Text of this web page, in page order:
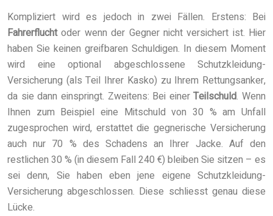
Kompliziert wird es jedoch in zwei Fällen. Erstens: Bei
Fahrerfluchtoder wenn der Gegner nicht versichert ist. Hier
haben Sie keinen greifbaren Schuldigen. In diesem Moment
wird eine optional abgeschlossene Schutzkleidung-
Versicherung (als Teil Ihrer Kasko) zu Ihrem Rettungsanker,
da sie dann einspringt. Zweitens: Bei einerTeilschuld. Wenn
Ihnen zum Beispiel eine Mitschuld von 30 % am Unfall
zugesprochen wird, erstattet die gegnerische Versicherung
auch nur 70 % des Schadens an Ihrer Jacke. Auf den
restlichen 30 % (in diesem Fall 240 €) bleiben Sie sitzen – es
sei denn, Sie haben eben jene eigene Schutzkleidung-
Versicherung abgeschlossen. Diese schliesst genau diese
Lücke.